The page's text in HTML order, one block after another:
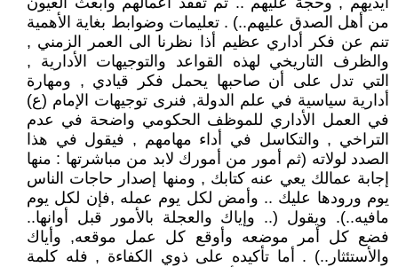
من أهل الصدق عليهم..) . تعليمات وضوابط بغاية الأهمية
تنم عن فكر أداري عظيم أذا نظرنا الى العمر الزمني ,
والظرف التاريخي لهذه القواعد والتوجيهات الأدارية ,
التي تدل على أن صاحبها يحمل فكر قيادي , ومهارة
أدارية سياسية في علم الدولة, فنرى توجيهات الإمام (ع)
في العمل الأداري للموظف الحكومي واضحة في عدم
التراخي , والتكاسل في أداء مهامهم , فيقول في هذا
الصدد لولاته (ثم أمور من أمورك لابد من مباشرتها : منها
إجابة عمالك يعي عنه كتابك , ومنها إصدار حاجات الناس
يوم ورودها عليك .. وأمض لكل يوم عمله ,فإن لكل يوم
مافيه..). ويقول (.. وإياك والعجلة بالأمور قبل أوانها..
فضع كل أمر موضعه وأوقع كل عمل موقعه, وأياك
والأستئثار..) . أما تأكيده على ذوي الكفاءة , فله كلمة